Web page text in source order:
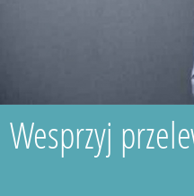
Wesprzyj